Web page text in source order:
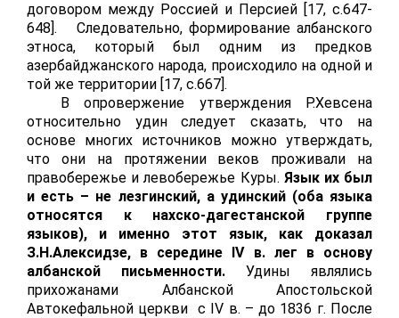
договором между Россией и Персией [17, c.647-
648]. Следовательно, формирование албанского
этноса, который был одним из предков
азербайджанского народа, происходило на одной и
той же территории [17, c.667].
В опровержение утверждения Р.Хевсена
относительно удин следует сказать, что на
основе многих источников можно утверждать,
что они на протяжении веков проживали на
правобережье и левобережье Куры. Язык их был
и есть – не лезгинский, а удинский (оба языка
относятся к нахско-дагестанской группе
языков), и именно этот язык, как доказал
З.Н.Алексидзе, в середине IVв. лег в основу
албанской письменности. Удины являлись
прихожанами Албанской Апостольской
Автокефальной церкви с IV в. – до 1836 г. После